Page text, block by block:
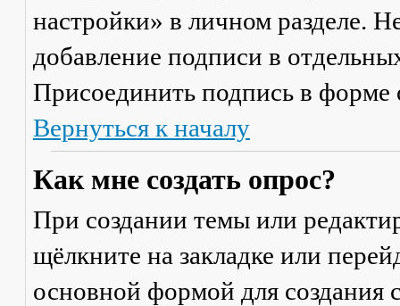
настройки» в личном разделе.
добавление подписи в
Присоединить подпись в форме
Вернуться к началу
Как мне создать опрос?
При создании темы или
щёлкните на закладке или
основной формой для создания